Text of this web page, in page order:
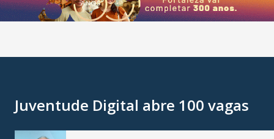
Juventude Digital abre 100 vagas